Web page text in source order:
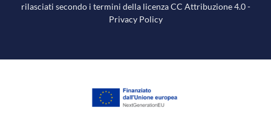
rilasciati secondo i termini della licenza CC Attribuzione 4.0-
Privacy Policy